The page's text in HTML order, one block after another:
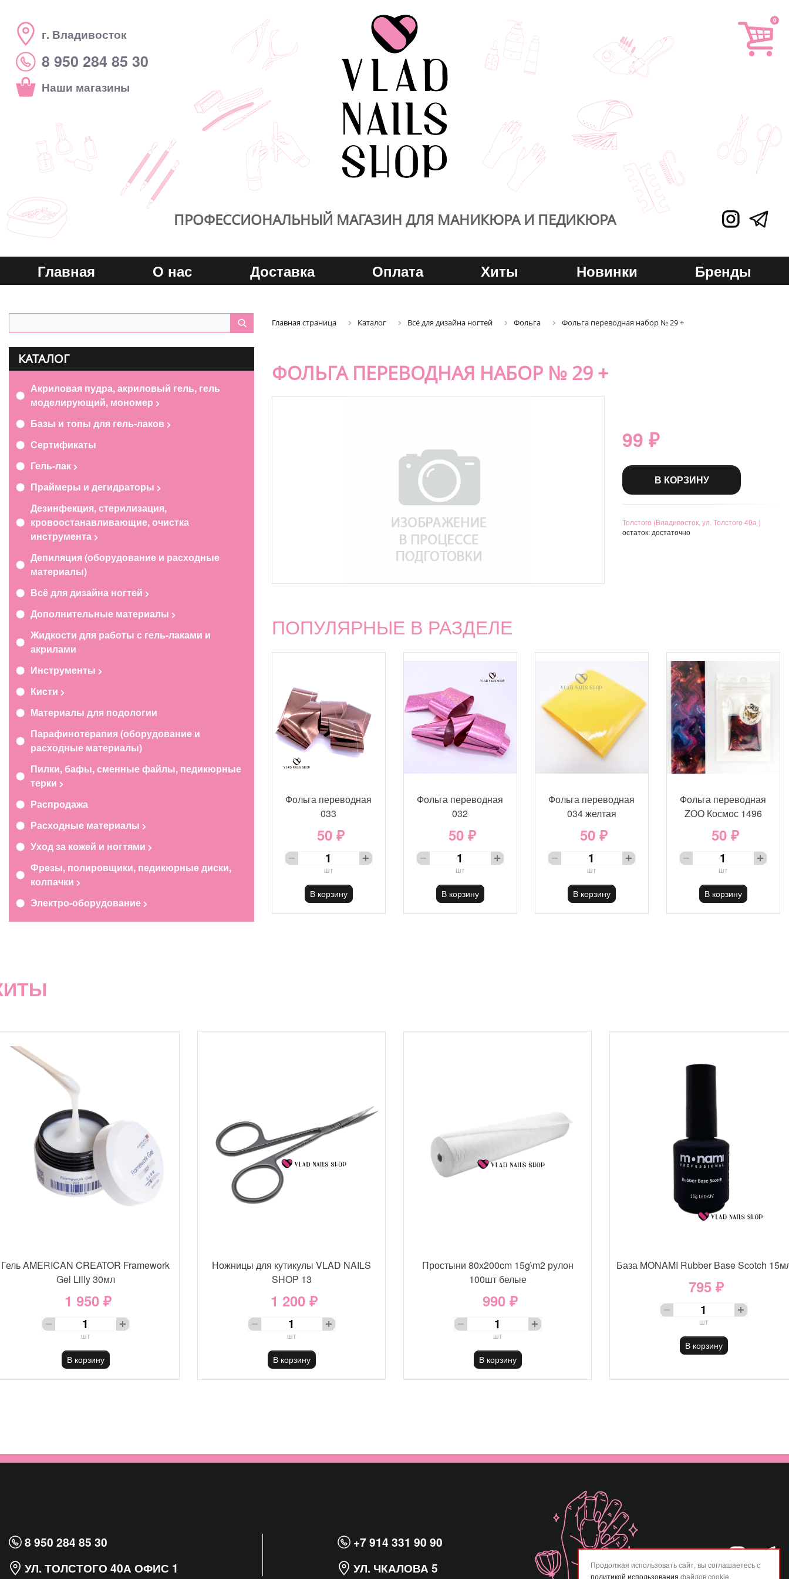
г. Владивосток
8 950 284 85 30
Наши магазины
0
ПРОФЕССИОНАЛЬНЫЙ МАГАЗИН ДЛЯ МАНИКЮРА И ПЕДИКЮРА
Главная О нас Доставка Оплата Хиты Новинки Бренды
Главная страница Каталог Всё для дизайна ногтей Фольга Фольга переводная набор № 29 +
КАТАЛОГ
Акриловая пудра, акриловый гель, гель
моделирующий, мономер
Базы и топы для гель-лаков
Сертификаты
Гель-лак
Праймеры и дегидраторы
Дезинфекция, стерилизация,
кровоостанавливающие, очистка
инструмента
Депиляция (оборудование и расходные
материалы)
Всё для дизайна ногтей
Дополнительные материалы
Жидкости для работы с гель-лаками и
акрилами
Инструменты
Кисти
Материалы для подологии
Парафинотерапия (оборудование и
расходные материалы)
Пилки, бафы, сменные файлы, педикюрные
терки
Распродажа
Расходные материалы
Уход за кожей и ногтями
Фрезы, полировщики, педикюрные диски,
колпачки
Электро-оборудование
ФОЛЬГА ПЕРЕВОДНАЯ НАБОР № 29 +
99 ₽
В КОРЗИНУ
Толстого (Владивосток, ул. Толстого 40а )
остаток:достаточно
ПОПУЛЯРНЫЕ В РАЗДЕЛЕ
Фольга переводная
033
50 ₽
шт
В корзину
Фольга переводная
032
50 ₽
шт
В корзину
Фольга переводная
034 желтая
50 ₽
шт
В корзину
Фольга переводная
ZOO Космос 1496
50 ₽
шт
В корзину
Гель AMERICAN CREATOR Framework
Gel Lilly 30мл
1 950 ₽
шт
В корзину
Ножницы для кутикулы VLAD NAILS
SHOP 13
1 200 ₽
шт
В корзину
Простыни 80х200cm 15g\m2 рулон
100шт белые
990 ₽
шт
В корзину
База MONAMI Rubber Base Scotch
795 ₽
шт
В корзину
8 950 284 85 30
УЛ. ТОЛСТОГО 40А ОФИС 1
+7 914 331 90 90
УЛ. ЧКАЛОВА 5
Продолжая использовать сайт, вы соглашаетесь с
политикой использования файлов cookie.